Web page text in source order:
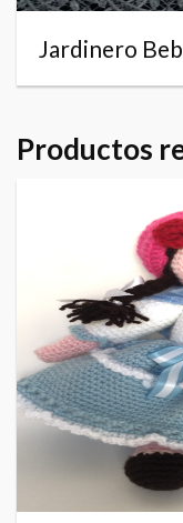
Jardinero
Productos